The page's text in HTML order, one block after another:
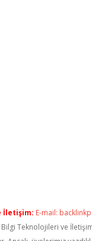
İletişim: E-mail:
Bilgi Teknolojileri ve